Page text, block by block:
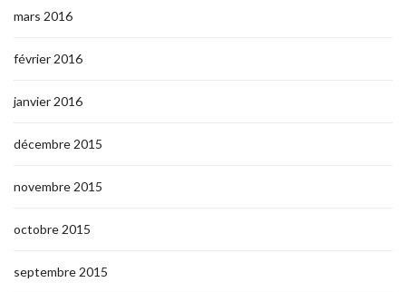
mars 2016
février 2016
janvier 2016
décembre 2015
novembre 2015
octobre 2015
septembre 2015